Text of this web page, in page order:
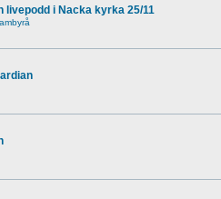
livepodd i Nacka kyrka 25/11